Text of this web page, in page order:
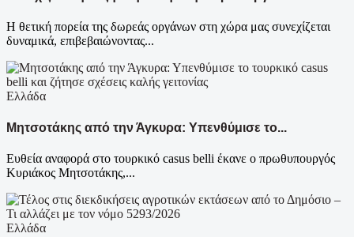
Η θετική πορεία της δωρεάς οργάνων στη χώρα μας συνεχίζεται
δυναμικά, επιβεβαιώνοντας...
Ελλάδα
Μητσοτάκης από την Άγκυρα: Υπενθύμισε το...
Ευθεία αναφορά στο τουρκικό casus belli έκανε ο πρωθυπουργός
Κυριάκος Μητσοτάκης,...
Ελλάδα